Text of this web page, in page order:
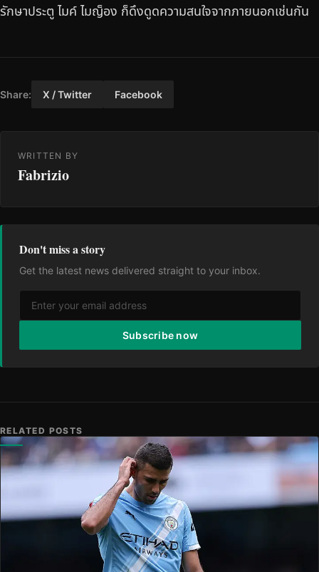
รักษาประตู ไมค์ ไมญ็อง ก็ดึงดูดความสนใจจากภายนอกเช่นกัน
Share: X / Twitter Facebook
WRITTEN BY
Fabrizio
Don't miss a story
Get the latest news delivered straight to your inbox.
Subscribe now
RELATED POSTS